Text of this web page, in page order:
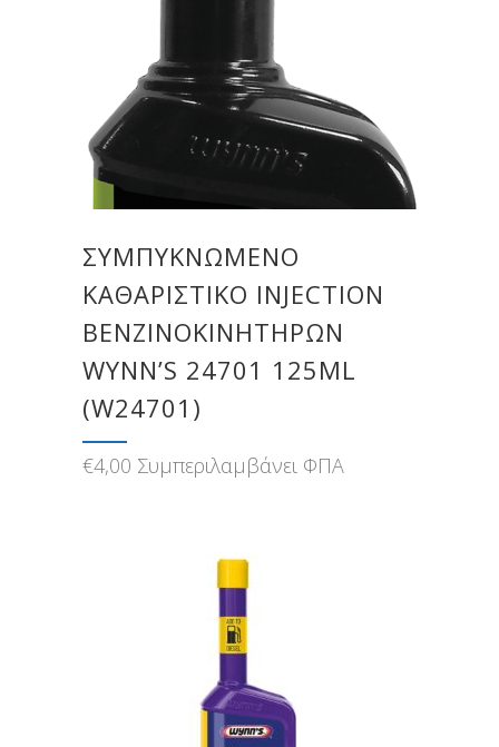
ΣΥΜΠΥΚΝΩΜΈΝΟ
ΚΑΘΑΡΙΣΤΙΚΌ INJECTION
ΒΕΝΖΙΝΟΚΙΝΗΤΉΡΩΝ
WYNN’S 24701 125ML
(W24701)
€4,00 Συμπεριλαμβάνει ΦΠΑ